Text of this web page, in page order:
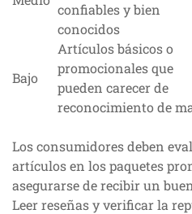
confiables y bien
conocidos
Bajo
Artículos básicos o
promocionales que
pueden carecer de
reconocimiento de
Los consumidores deben
artículos en los paquetes
asegurarse de recibir un
Leer reseñas y verificar la